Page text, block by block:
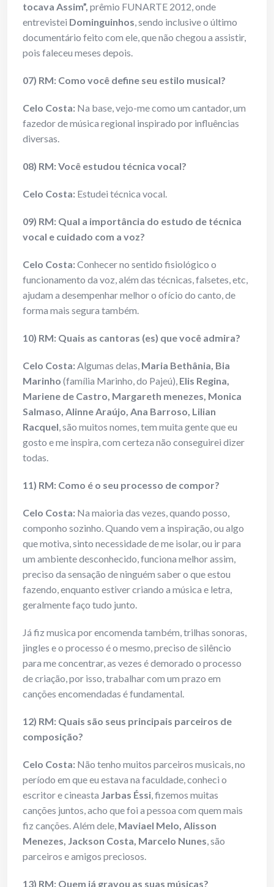
tocava Assim”, prêmio FUNARTE 2012, onde
entrevistei Dominguinhos, sendo inclusive o último
documentário feito com ele, que não chegou a assistir,
pois faleceu meses depois.
07) RM: Como você define seu estilo musical?
Celo Costa: Na base, vejo-me como um cantador, um
fazedor de música regional inspirado por influências
diversas.
08) RM: Você estudou técnica vocal?
Celo Costa: Estudei técnica vocal.
09) RM: Qual a importância do estudo de técnica
vocal e cuidado com a voz?
Celo Costa:Conhecer no sentido fisiológico o
funcionamento da voz, além das técnicas, falsetes, etc,
ajudam a desempenhar melhor o ofício do canto, de
forma mais segura também.
10) RM: Quais as cantoras (es) que você admira?
Celo Costa:Algumas delas, Maria Bethânia, Bia
Marinho (família Marinho, do Pajeú), Elis Regina,
Mariene de Castro, Margareth menezes, Monica
Salmaso, Alinne Araújo, Ana Barroso, Lilian
Racquel, são muitos nomes, tem muita gente que eu
gosto e me inspira, com certeza não conseguirei dizer
todas.
11) RM: Como é o seu processo de compor?
Celo Costa: Na maioria das vezes, quando posso,
componho sozinho. Quando vem a inspiração, ou algo
que motiva, sinto necessidade de me isolar, ou ir para
um ambiente desconhecido, funciona melhor assim,
preciso da sensação de ninguém saber o que estou
fazendo, enquanto estiver criando a música e letra,
geralmente faço tudo junto.
Já fiz musica por encomenda também, trilhas sonoras,
jingles e o processo é o mesmo, preciso de silêncio
para me concentrar, as vezes é demorado o processo
de criação, por isso, trabalhar com um prazo em
canções encomendadas é fundamental.
12) RM: Quais são seus principais parceiros de
composição?
Celo Costa: Não tenho muitos parceiros musicais, no
período em que eu estava na faculdade, conheci o
escritor e cineasta Jarbas Éssi, fizemos muitas
canções juntos, acho que foi a pessoa com quem mais
fiz canções. Além dele, Maviael Melo, Alisson
Menezes, Jackson Costa, Marcelo Nunes, são
parceiros e amigos preciosos.
13) RM: Quem já gravou as suas músicas?